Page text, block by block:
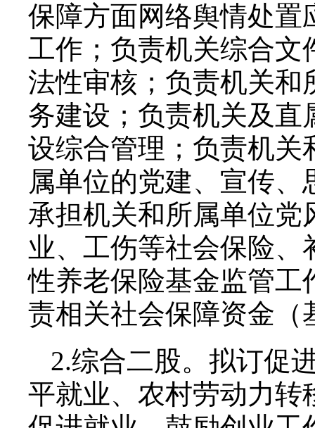
保障方面网络舆情处置
工作；负责机关综合文
法性审核；负责机关和
务建设；负责机关及直
设综合管理；负责机关
属单位的党建、宣传
承担机关和所属单位党
业、工伤等社会保险
性养老保险基金监管工
责相关社会保障资金（
2.综合二股。拟订促
平就业、农村劳动力转